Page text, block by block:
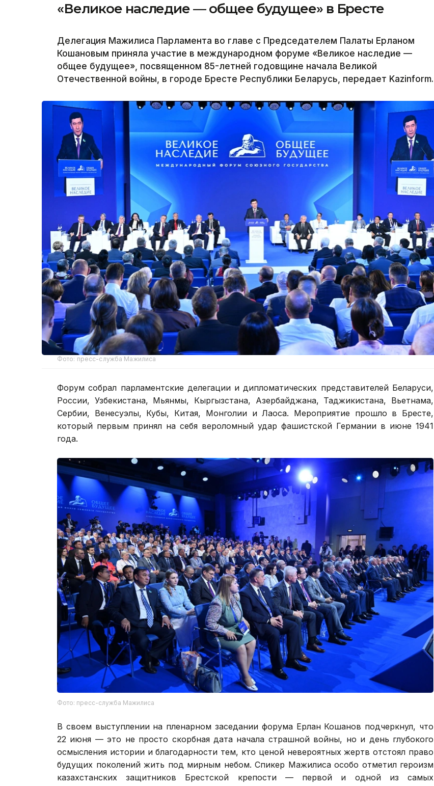
«Великое наследие — общее будущее» в Бресте
Делегация Мажилиса Парламента во главе с Председателем Палаты Ерланом
Кошановым приняла участие в международном форуме «Великое наследие —
общее будущее», посвященном 85-летней годовщине начала Великой
Отечественной войны, в городе Бресте Республики Беларусь, передает Kazinform.
Фото: пресс-служба Мажилиса
Форум собрал парламентские делегации и дипломатических представителей Беларуси,
России, Узбекистана, Мьянмы, Кыргызстана, Азербайджана, Таджикистана, Вьетнама,
Сербии, Венесуэлы, Кубы, Китая, Монголии и Лаоса. Мероприятие прошло в Бресте,
который первым принял на себя вероломный удар фашистской Германии в июне 1941
года.
Фото: пресс-служба Мажилиса
В своем выступлении на пленарном заседании форума Ерлан Кошанов подчеркнул, что
22 июня — это не просто скорбная дата начала страшной войны, но и день глубокого
осмысления истории и благодарности тем, кто ценой невероятных жертв отстоял право
будущих поколений жить под мирным небом. Спикер Мажилиса особо отметил героизм
казахстанских защитников Брестской крепости — первой и одной из самых